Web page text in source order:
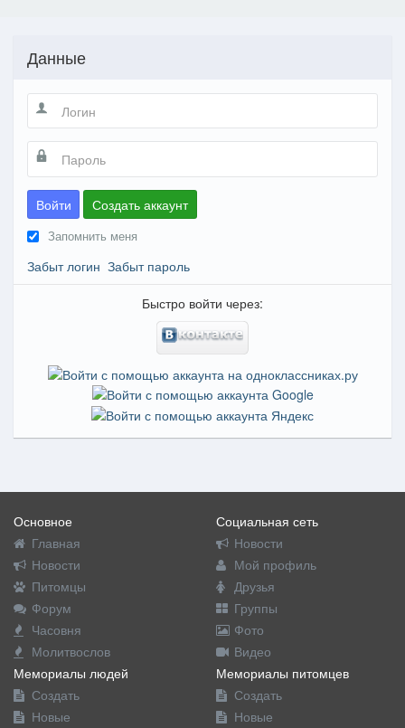
Данные
Войти Создать аккаунт
Запомнить меня
Забыт логин Забыт пароль
Быстро войти через:
Основное
Главная
Новости
Питомцы
Форум
Часовня
Молитвослов
Социальная сеть
Новости
Мой профиль
Друзья
Группы
Фото
Видео
Мемориалы людей
Создать
Новые
Мемориалы питомцев
Создать
Новые